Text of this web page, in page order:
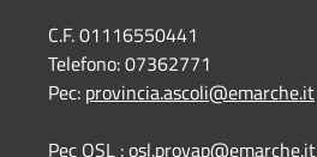
C.F. 01116550441
Telefono:07362771
Pec: provincia.ascoli@emarche.it
Pec OSL : osl.provap@emarche.it